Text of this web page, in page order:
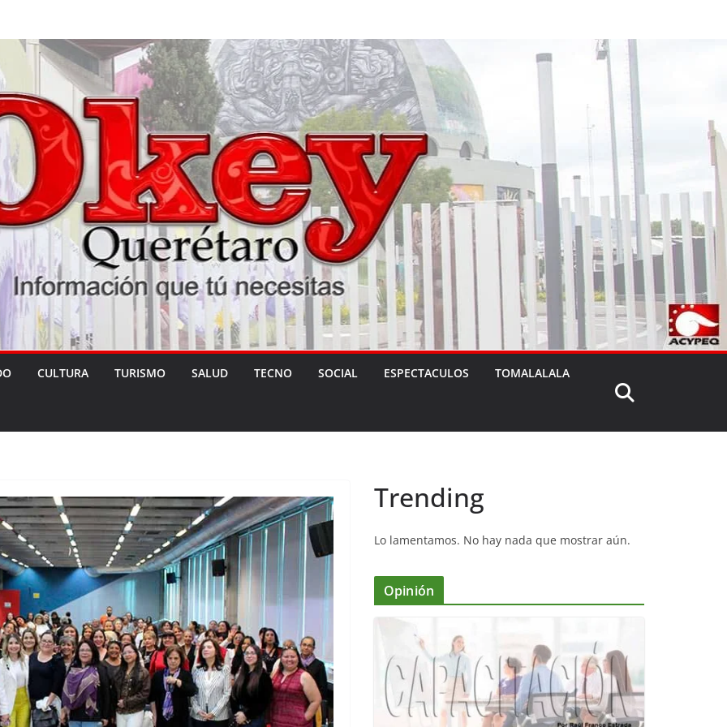
CULTURA TURISMO SALUD TECNO SOCIAL ESPECTACULOS TOMALALALA
Trending
Lo lamentamos. No hay nada que mostrar aún.
Opinión